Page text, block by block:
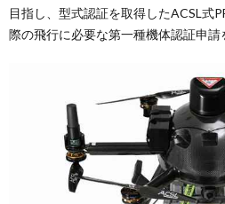
目指し、型式認証を取得したACSL式
際の飛行に必要な第一種機体認証申請